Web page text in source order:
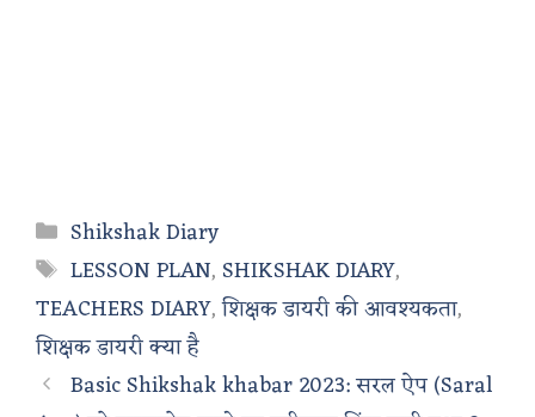
Categories
Shikshak Diary
Tags
LESSON PLAN, SHIKSHAK DIARY,
TEACHERS DIARY,शिक्षक डायरी की आवश्यकता,
शिक्षक डायरी क्या है
Basic Shikshak khabar 2023: सरल ऐप (Saral